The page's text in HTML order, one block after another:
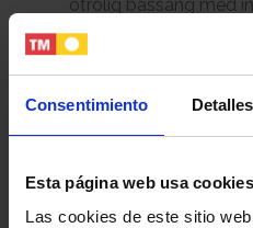
Consentimiento Detalles
Esta página web usa cookies
Las cookies de este sitio
otrolig bassäng med
utsikten över Karibien
Se